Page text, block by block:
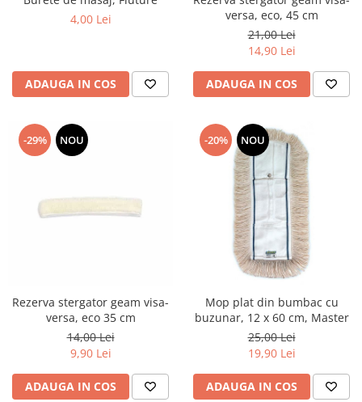
4,00 Lei
ADAUGA IN COS
versa, eco, 45 cm
21,00 Lei
14,90 Lei
ADAUGA IN COS
-29% NOU
Rezerva stergator geam visa-
versa, eco 35 cm
14,00 Lei
9,90 Lei
ADAUGA IN COS
-20% NOU
Mop plat din bumbac cu
buzunar, 12 x 60 cm, Master
25,00 Lei
19,90 Lei
ADAUGA IN COS